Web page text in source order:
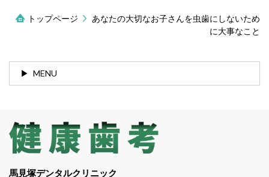
トップページ
あなたの大切なお子さんを虫歯にしないため
に大事なこと
MENU
馬見塚デンタルクリニック